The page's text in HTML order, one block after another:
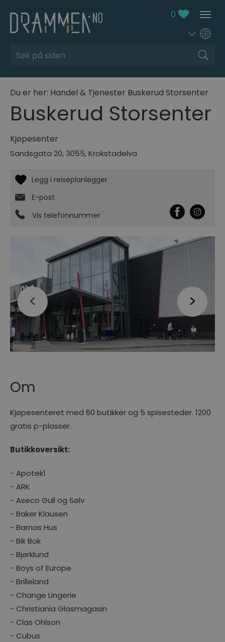
0
Søk
Du er her: Handel & Tjenester Buskerud Storsenter
Buskerud Storsenter
Kjøpesenter
Sandsgata 20, 3055,Krokstadelva
E-post
Vis telefonnummer
Om
Kjøpesenteret med 60 butikker og 5 spisesteder. 1200
gratis p-plasser.
Butikkoversikt:
- Apotek1
- ARK
- Aseco Gull og Sølv
- Baker Klausen
- Barnas Hus
- Bik Bok
- Bjørklund
- Boys of Europe
- Brilleland
- Change Lingerie
- Christiania Glasmagasin
- Clas Ohlson
- Cubus